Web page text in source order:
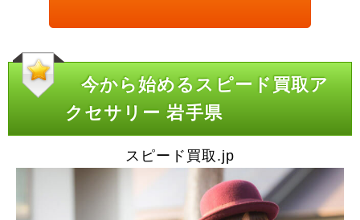
今から始めるスピード買取ア
クセサリー 岩手県
スピード買取.jp